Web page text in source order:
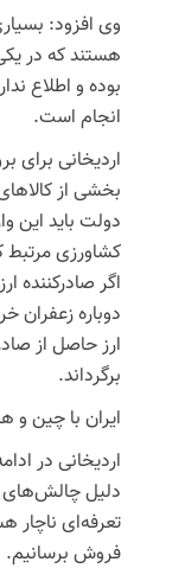
وی افزود:
هستند که در
بوده و اطلاع
انجام است‌.
اردیخانی برای
بخشی از
دولت باید این
کشاورزی مرتبط
اگر صادرکننده
دوباره زعفران
ارز حاصل از
برگرداند.
ایران با چین و
اردیخانی در
دلیل چالش‌های
تعرفه‌ای ناچار
فروش برسانیم.